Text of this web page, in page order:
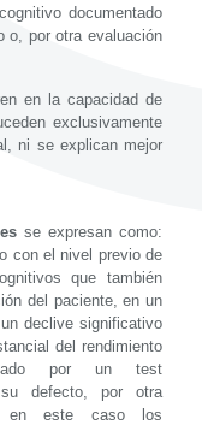
documentado
o, por otra evaluación
en la capacidad de
exclusivamente
ni se explican mejor
se expresan como:
con el nivel previo de
que también
del paciente, en un
declive significativo
del rendimiento
por un test
su defecto, por otra
en este caso los